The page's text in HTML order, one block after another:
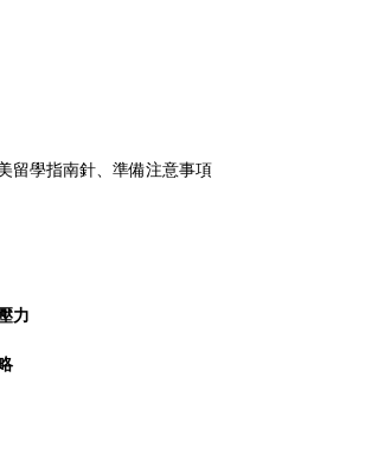
留學指南針、準備注意事項
力